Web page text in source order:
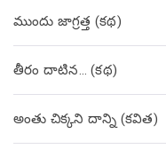
ముందు జాగ్రత్త (క‌థ‌)
తీరం దాటిన… (క‌థ‌)
అంతు చిక్కని దాన్ని (కవిత)